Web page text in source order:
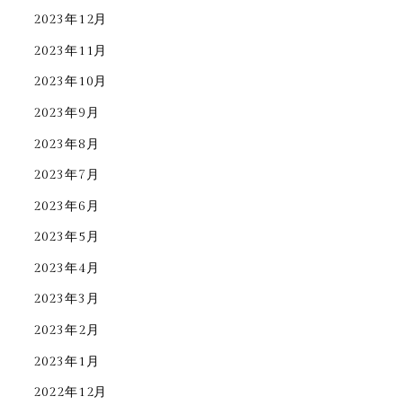
2023年12月
2023年11月
2023年10月
2023年9月
2023年8月
2023年7月
2023年6月
2023年5月
2023年4月
2023年3月
2023年2月
2023年1月
2022年12月